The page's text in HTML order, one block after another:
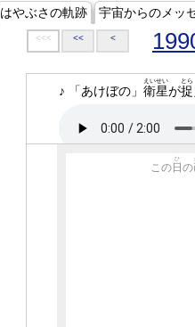
はやぶさの軌跡 宇宙からのメッ
<<< << <
♪ 「あけぼの」 衛星
えいせい
が捉
とら
この 日
ひ
の